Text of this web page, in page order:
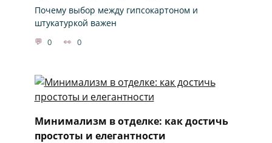
Почему выбор между гипсокартоном и
штукатуркой важен
0 0
Минимализм в отделке: как достичь
простоты и елегантности